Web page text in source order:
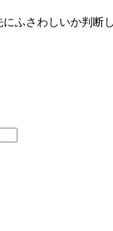
ふさわしいか判断